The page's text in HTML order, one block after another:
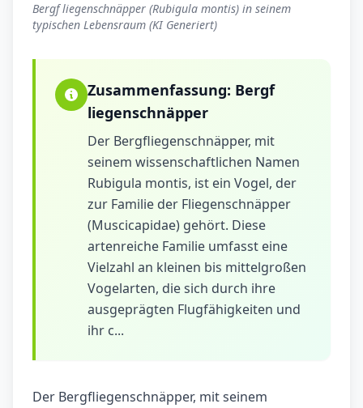
Bergf liegenschnäpper (Rubigula montis) in seinem
typischen Lebensraum (KI Generiert)
Zusammenfassung: Bergf
liegenschnäpper
Der Bergfliegenschnäpper, mit
seinem wissenschaftlichen Namen
Rubigula montis, ist ein Vogel, der
zur Familie der Fliegenschnäpper
(Muscicapidae) gehört. Diese
artenreiche Familie umfasst eine
Vielzahl an kleinen bis mittelgroßen
Vogelarten, die sich durch ihre
ausgeprägten Flugfähigkeiten und
ihr c...
Der Bergfliegenschnäpper, mit seinem